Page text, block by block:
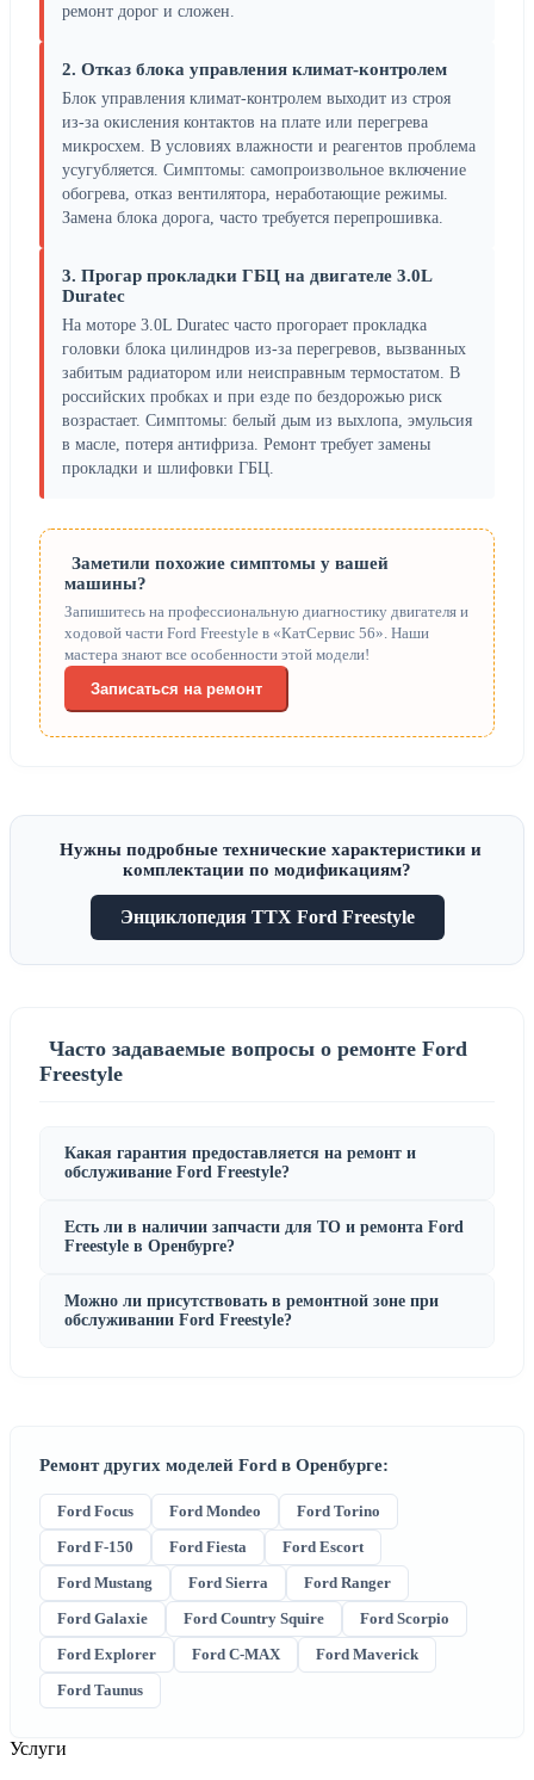
ремонт дорог и сложен.
2. Отказ блока управления климат-контролем
Блок управления климат-контролем выходит из строя
из-за окисления контактов на плате или перегрева
микросхем. В условиях влажности и реагентов проблема
усугубляется. Симптомы: самопроизвольное включение
обогрева, отказ вентилятора, неработающие режимы.
Замена блока дорога, часто требуется перепрошивка.
3. Прогар прокладки ГБЦ на двигателе 3.0L
Duratec
На моторе 3.0L Duratec часто прогорает прокладка
головки блока цилиндров из-за перегревов, вызванных
забитым радиатором или неисправным термостатом. В
российских пробках и при езде по бездорожью риск
возрастает. Симптомы: белый дым из выхлопа, эмульсия
в масле, потеря антифриза. Ремонт требует замены
прокладки и шлифовки ГБЦ.
Заметили похожие симптомы у вашей
машины?
Запишитесь на профессиональную диагностику двигателя и
ходовой части Ford Freestyle в «КатСервис 56». Наши
мастера знают все особенности этой модели!
Записаться на ремонт
Нужны подробные технические характеристики и
комплектации по модификациям?
Энциклопедия ТТХ Ford Freestyle
Часто задаваемые вопросы о ремонте Ford
Freestyle
Какая гарантия предоставляется на ремонт и
обслуживание Ford Freestyle?
Есть ли в наличии запчасти для ТО и ремонта Ford
Freestyle в Оренбурге?
Можно ли присутствовать в ремонтной зоне при
обслуживании Ford Freestyle?
Ремонт других моделей Ford в Оренбурге:
Ford Focus Ford Mondeo
Ford Torino
Ford F-150
Ford Fiesta
Ford Escort
Ford Mustang
Ford Sierra
Ford Ranger
Ford Galaxie
Ford Country Squire
Ford Scorpio
Ford Explorer
Ford C-MAX
Ford Maverick
Ford Taunus
Услуги